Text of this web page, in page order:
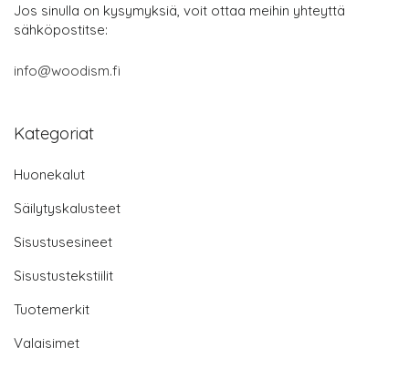
Jos sinulla on kysymyksiä, voit ottaa meihin yhteyttä
sähköpostitse:
info@woodism.fi
Kategoriat
Huonekalut
Säilytyskalusteet
Sisustusesineet
Sisustustekstiilit
Tuotemerkit
Valaisimet